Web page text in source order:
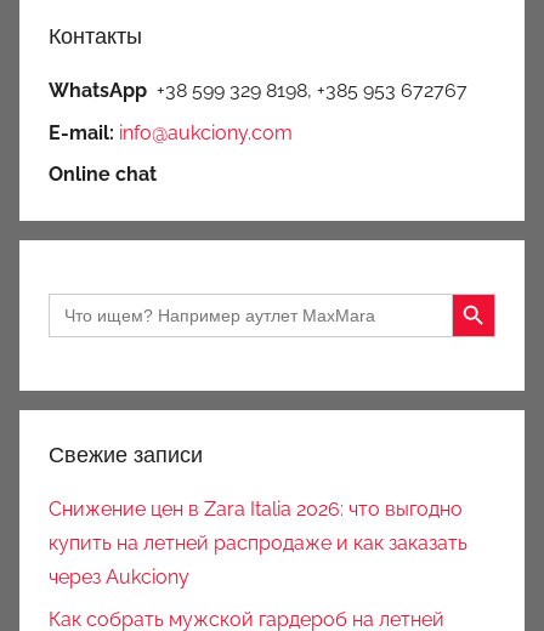
Контакты
WhatsApp +38 599 329 8198, +385 953 672767
E-mail: info@aukciony.com
Online chat
Search
for:
Search Button
Свежие записи
Снижение цен в Zara Italia 2026: что выгодно
купить на летней распродаже и как заказать
через Aukciony
Как собрать мужской гардероб на летней